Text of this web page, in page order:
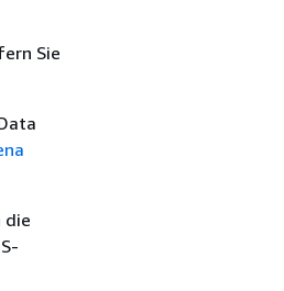
Sie
die